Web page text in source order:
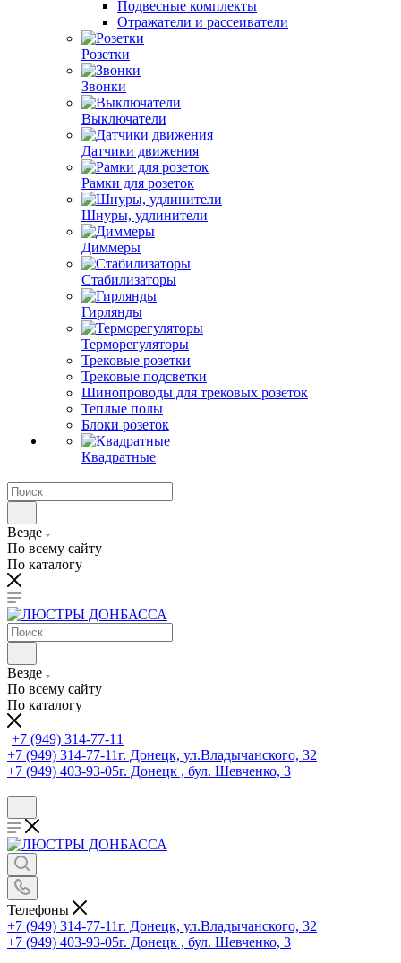
Подвесные комплекты
Отражатели и рассеиватели
Розетки
Звонки
Выключатели
Датчики движения
Рамки для розеток
Шнуры, удлинители
Диммеры
Стабилизаторы
Гирлянды
Терморегуляторы
Трековые розетки
Трековые подсветки
Шинопроводы для трековых розеток
Теплые полы
Блоки розеток
Квадратные
Везде
По всему сайту
По каталогу
Везде
По всему сайту
По каталогу
+7 (949) 314-77-11
+7 (949) 314-77-11г. Донецк, ул.Владычанского, 32
+7 (949) 403-93-05г. Донецк , бул. Шевченко, 3
Телефоны
+7 (949) 314-77-11г. Донецк, ул.Владычанского, 32
+7 (949) 403-93-05г. Донецк , бул. Шевченко, 3